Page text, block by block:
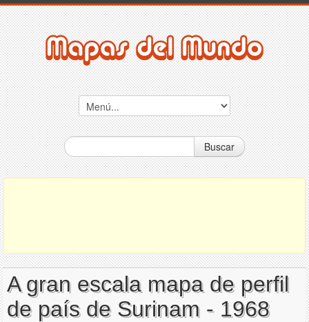
Buscar
A gran escala mapa de perfil
de país de Surinam - 1968